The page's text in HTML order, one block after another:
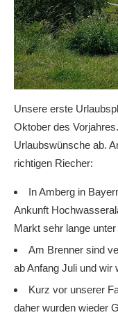
Unsere erste
Oktober des
Urlaubswünsche ab.
richtigen Riecher:
In Amberg in
Ankunft
Markt sehr lange
Am Brenner sind
ab Anfang Juli und wir
Kurz vor unserer
daher wurden wieder